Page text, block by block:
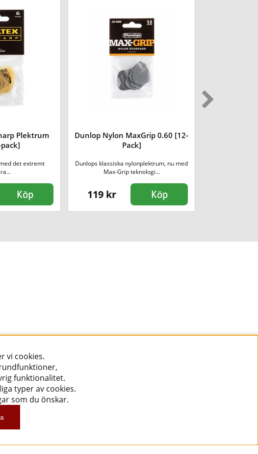
Plektrum
det extremt
Köp
Dunlop Nylon MaxGrip 0.60 [12-
Pack]
Dunlops klassiska nylonplektrum, nu med
Max-Grip teknologi...
119 kr Köp
vi cookies.
funktionalitet.
typer av cookies.
som du önskar.